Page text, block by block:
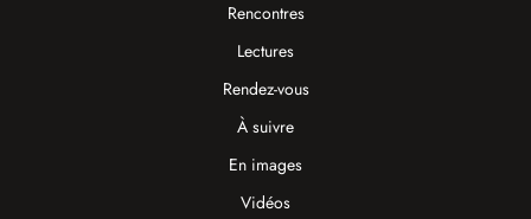
Rencontres
Lectures
Rendez-vous
À suivre
En images
Vidéos